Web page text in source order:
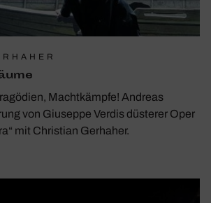
Machtkämpfe! Andreas
von Giuseppe Verdis düsterer Oper
mit Christian Gerhaher.